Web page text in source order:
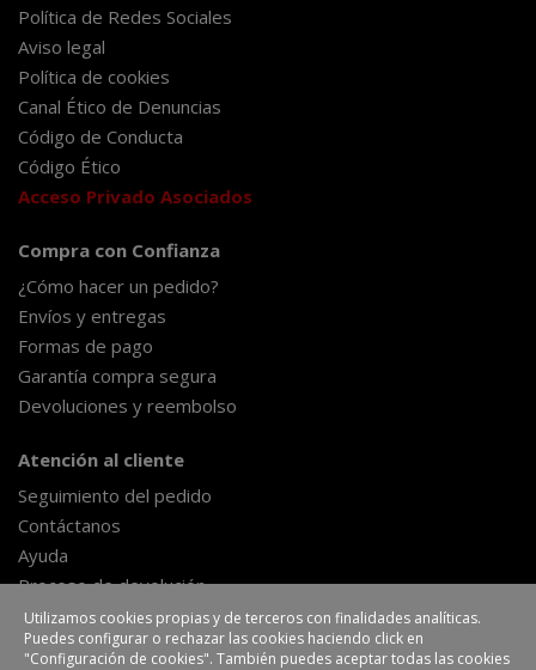
Política de Redes Sociales
Aviso legal
Política de cookies
Canal Ético de Denuncias
Código de Conducta
Código Ético
Acceso Privado Asociados
Compra con Confianza
¿Cómo hacer un pedido?
Envíos y entregas
Formas de pago
Garantía compra segura
Devoluciones y reembolso
Atención al cliente
Seguimiento del pedido
Contáctanos
Ayuda
Proceso de devolución
Formulario de desestimiento
Utilizamos cookies propias y de terceros con finalidades analíticas.
Puedes configurar o rechazar las cookies haciendo click en
"Configuración de cookies". También puedes aceptar todas las cookies